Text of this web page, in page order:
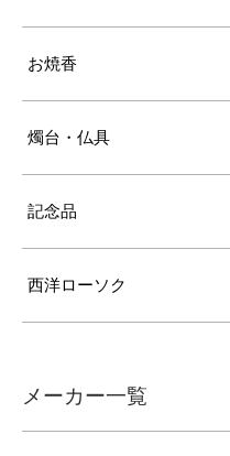
お焼香
燭台・仏具
記念品
西洋ローソク
メーカー一覧